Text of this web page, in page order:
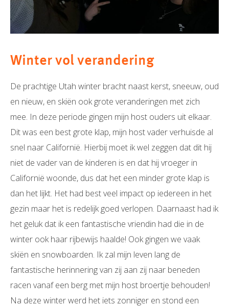
Winter vol verandering
De prachtige Utah winter bracht naast kerst, sneeuw, oud
en nieuw, en skiën ook grote veranderingen met zich
mee. In deze periode gingen mijn host ouders uit elkaar.
Dit was een best grote klap, mijn host vader verhuisde al
snel naar Californië. Hierbij moet ik wel zeggen dat dit hij
niet de vader van de kinderen is en dat hij vroeger in
Californië woonde, dus dat het een minder grote klap is
dan het lijkt. Het had best veel impact op iedereen in het
gezin maar het is redelijk goed verlopen. Daarnaast had ik
het geluk dat ik een fantastische vriendin had die in de
winter ook haar rijbewijs haalde! Ook gingen we vaak
skiën en snowboarden. Ik zal mijn leven lang de
fantastische herinnering van zij aan zij naar beneden
racen vanaf een berg met mijn host broertje behouden!
Na deze winter werd het iets zonniger en stond een